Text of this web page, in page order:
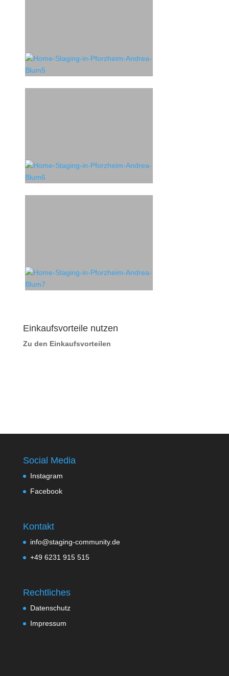
Einkaufsvorteile nutzen
Zu den Einkaufsvorteilen
Social Media
Instagram
Facebook
Kontakt
info@staging-community.de
+49 6231 915 515
Rechtliches
Datenschutz
Impressum